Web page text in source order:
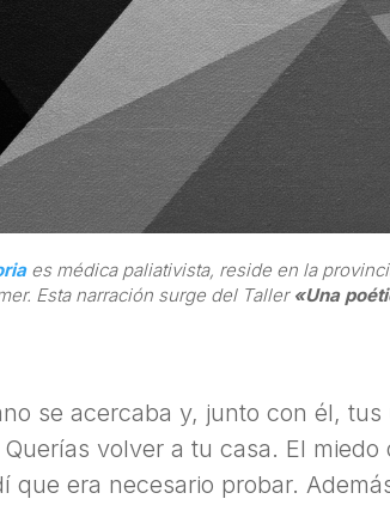
es médica paliativista, reside en la
Esta narración surge del Taller «Una
se acercaba y, junto con él,
volver a tu casa. El
que era necesario probar.